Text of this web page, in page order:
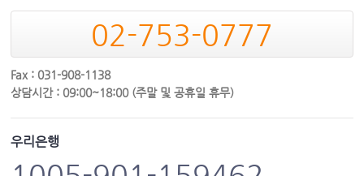
02-753-0777
Fax : 031-908-1138
상담시간 : 09:00~18:00 (주말 및 공휴일 휴무)
우리은행